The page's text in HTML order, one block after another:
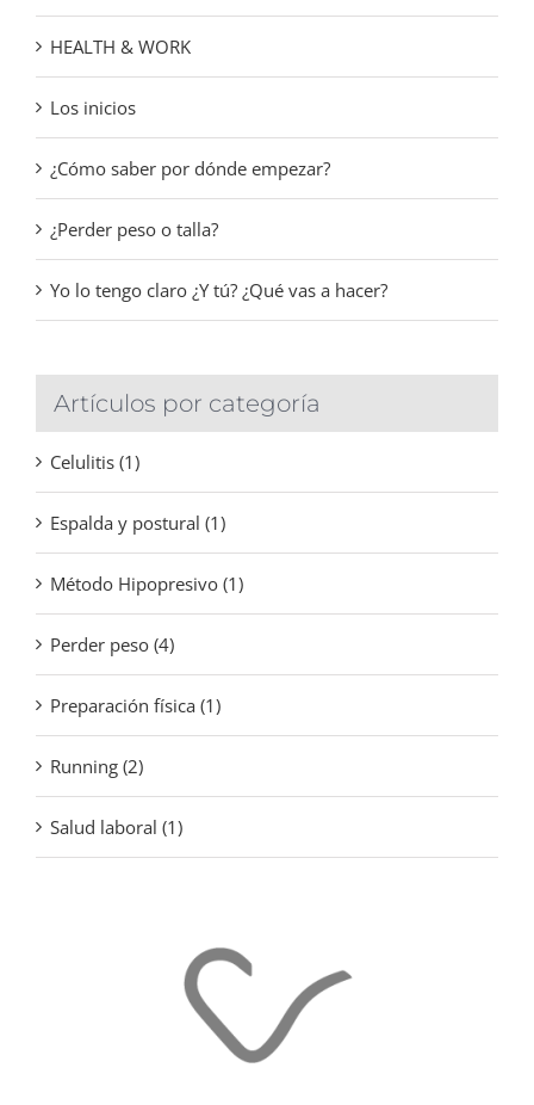
HEALTH & WORK
Los inicios
¿Cómo saber por dónde empezar?
¿Perder peso o talla?
Yo lo tengo claro ¿Y tú? ¿Qué vas a hacer?
Artículos por categoría
Celulitis (1)
Espalda y postural (1)
Método Hipopresivo (1)
Perder peso (4)
Preparación física (1)
Running (2)
Salud laboral (1)